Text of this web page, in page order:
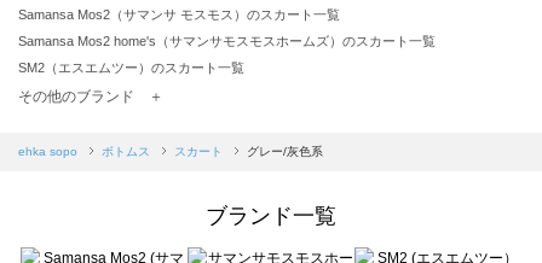
Samansa Mos2（サマンサ モスモス）のスカート一覧
Samansa Mos2 home's（サマンサモスモスホームズ）のスカート一覧
SM2（エスエムツー）のスカート一覧
TSUHARU by Samansa Mos2（ツハルバイサマンサモスモス）のスカート一覧
Samansa Mos2 blue（サマンサモスモス ブルー）のスカート一覧
sō4ū（ソウフォーユー）のスカート一覧
Te chichi（テチチ）のスカート一覧
その他のブランド ＋
ehka sopo ボトムス スカート グレー/灰色系
ブランド一覧